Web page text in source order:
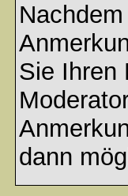
Sie Ihren
dann